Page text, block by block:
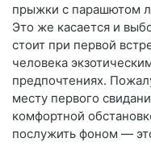
прыжки с парашютом
Это же касается и
стоит при первой
человека
предпочтениях.
месту первого
комфортной
послужить фоном —